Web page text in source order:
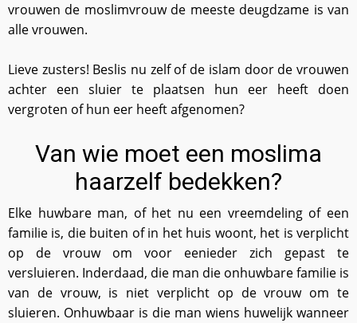
vrouwen de moslimvrouw de meeste deugdzame is van
alle vrouwen.
Lieve zusters! Beslis nu zelf of de islam door de vrouwen
achter een sluier te plaatsen hun eer heeft doen
vergroten of hun eer heeft afgenomen?
Van wie moet een moslima
haarzelf bedekken?
Elke huwbare man, of het nu een vreemdeling of een
familie is, die buiten of in het huis woont, het is verplicht
op de vrouw om voor eenieder zich gepast te
versluieren. Inderdaad, die man die onhuwbare familie is
van de vrouw, is niet verplicht op de vrouw om te
sluieren. Onhuwbaar is die man wiens huwelijk wanneer